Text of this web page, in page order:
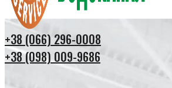
+38 (066) 296-0008
+38 (098) 009-9686